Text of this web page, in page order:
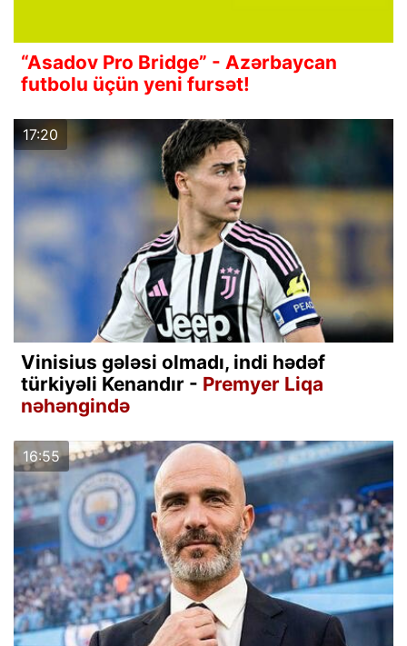
“Asadov Pro Bridge” - Azərbaycan
futbolu üçün yeni fursət!
17:20
Vinisius gələsi olmadı, indi hədəf
türkiyəli Kenandır - Premyer Liqa
nəhəngində
16:55